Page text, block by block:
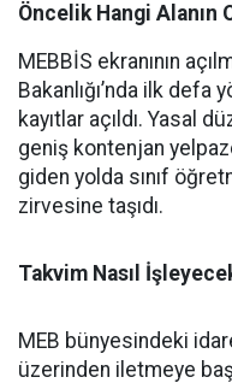
Öncelik Hangi Alanın
MEBBİS ekranının
Bakanlığı’nda ilk
kayıtlar açıldı. Yasal
geniş kontenjan
giden yolda sınıf
zirvesine taşıdı.
Takvim Nasıl
MEB bünyesindeki
üzerinden iletmeye